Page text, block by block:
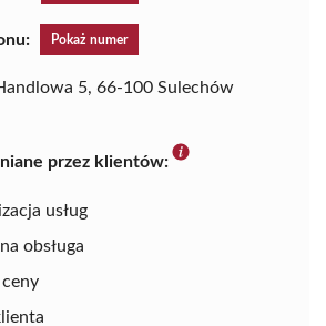
Pokaż numer
5, 66-100 Sulechów
przez klientów:
usług
obsługa